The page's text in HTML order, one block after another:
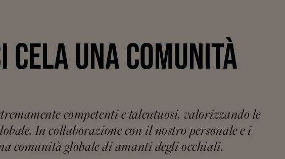
CELA UNA COMUNITÀ
competenti e talentuosi, valorizzando le
In collaborazione con il nostro personale e i
comunità globale di amanti degli occhiali.